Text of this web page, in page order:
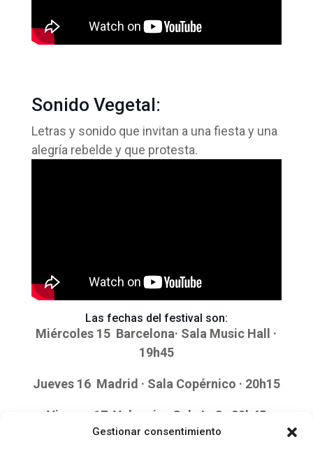
Gestionar consentimiento
Sonido Vegetal:
Letras y sonido que invitan a una fiesta y una
alegría rebelde y que protesta.
Las fechas del festival son:
Miércoles 15 Barcelona· Sala Music Hall ·
19h45
Jueves 16 Madrid · Sala Copérnico · 20h15
Viernes 17 Valencia · Sala La3 · 20h45